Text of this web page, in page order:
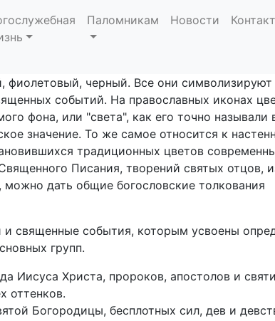
Паломникам Новости
облачении.
из следующих основных цветов: белый,
фиолетовый, черный. Все они символизируют
событий. На православных иконах
фона, или "света", как его точно называли
значение. То же самое относится к
традиционных цветов
Писания, творений святых отцов,
дать общие богословские толкования
священные события, которым усвоены
групп.
Иисуса Христа, пророков, апостолов и
оттенков.
Богородицы, бесплотных сил, дев и